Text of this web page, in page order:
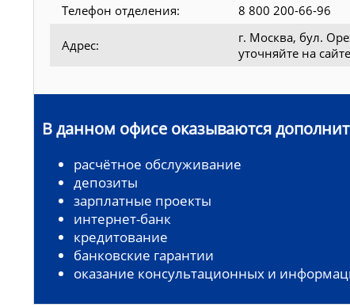
Телефон отделения:
8 800 200-66-96
Адрес:
г. Москва, бул.
уточняйте на
В данном офисе оказываются
расчётное обслуживание
депозиты
зарплатные проекты
интернет-банк
кредитование
банковские гарантии
оказание консультационных и